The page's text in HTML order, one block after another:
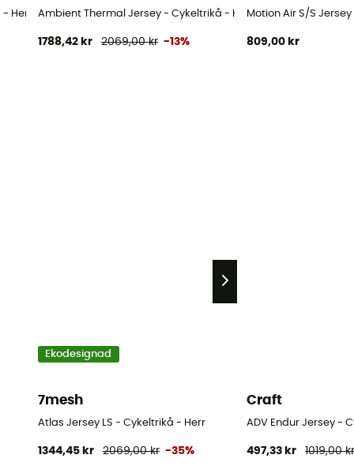
Herr Ambient Thermal Jersey - Cykeltrikå - Herr
1788,42 kr 2069,00 kr -13%
Motion Air S/S
809,00 kr
Ekodesignad
7mesh
Atlas Jersey LS - Cykeltrikå - Herr
1344,45 kr 2069,00 kr -35%
Craft
ADV Endur Jersey -
497,33 kr 1019,00